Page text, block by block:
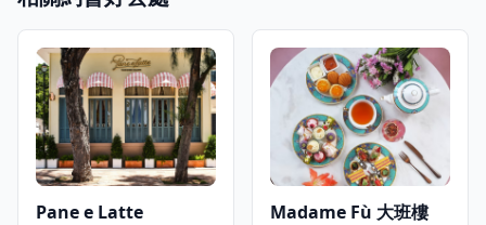
Pane e Latte Madame Fù 大班樓